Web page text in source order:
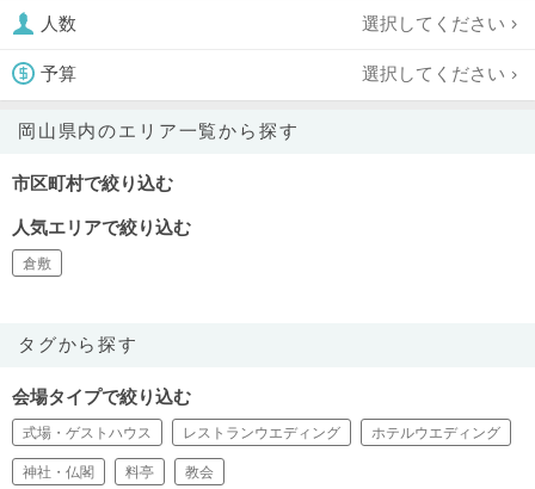
人数 選択してください
予算 選択してください
岡山県内のエリア一覧から探す
市区町村で絞り込む
人気エリアで絞り込む
倉敷
タグから探す
会場タイプで絞り込む
式場・ゲストハウス レストランウエディング ホテルウエディング
神社・仏閣 料亭 教会